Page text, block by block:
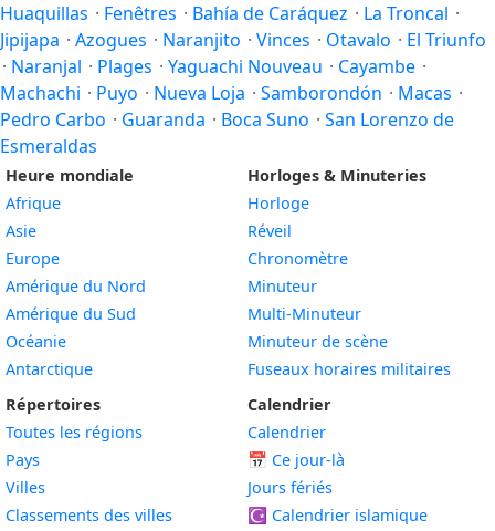
Huaquillas · Fenêtres · Bahía de Caráquez · La Troncal ·
Jipijapa · Azogues · Naranjito · Vinces · Otavalo · El Triunfo
· Naranjal · Plages · Yaguachi Nouveau · Cayambe ·
Machachi · Puyo · Nueva Loja · Samborondón · Macas ·
Pedro Carbo · Guaranda · Boca Suno · San Lorenzo de
Esmeraldas
Heure mondiale
Afrique
Asie
Europe
Amérique du Nord
Amérique du Sud
Océanie
Antarctique
Répertoires
Toutes les régions
Pays
Villes
Classements des villes
Horloges & Minuteries
Horloge
Réveil
Chronomètre
Minuteur
Multi-Minuteur
Minuteur de scène
Fuseaux horaires militaires
Calendrier
Calendrier
📅 Ce jour-là
Jours fériés
☪️ Calendrier islamique